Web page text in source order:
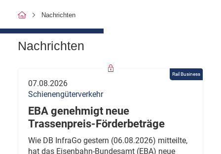
Nachrichten
Nachrichten
Rail Business
07.08.2026
Schienengüterverkehr
EBA genehmigt neue
Trassenpreis-Förderbeträge
Wie DB InfraGo gestern (06.08.2026) mitteilte,
hat das Eisenbahn-Bundesamt (EBA) neue